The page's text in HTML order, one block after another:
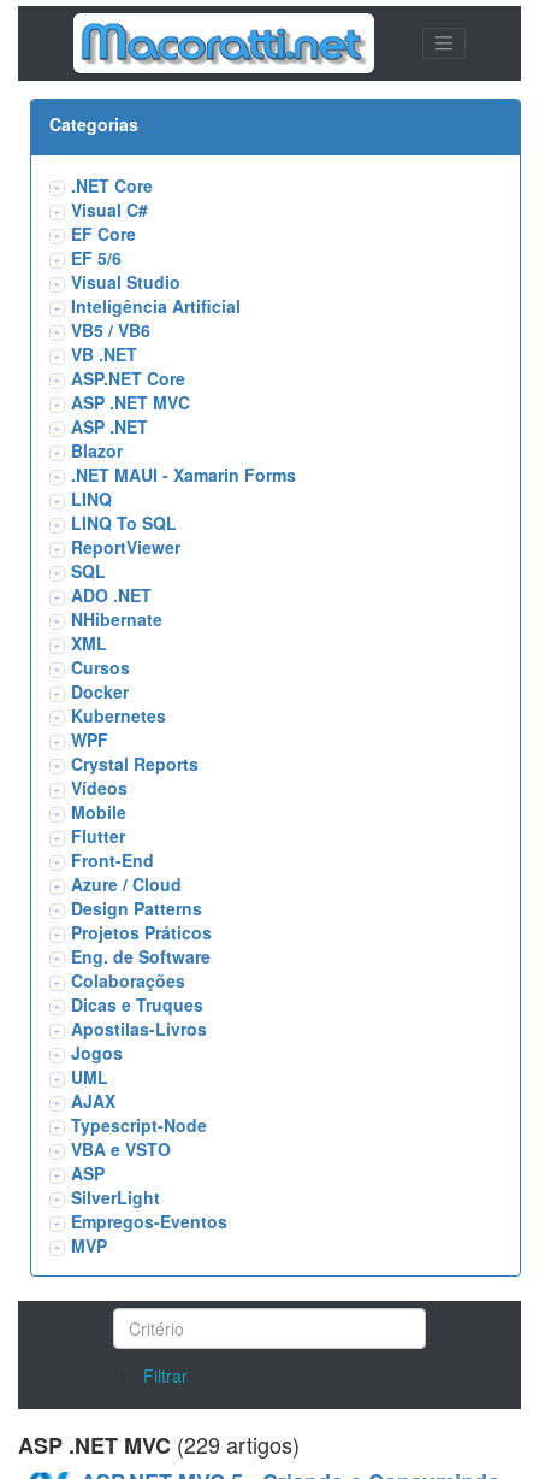
Categorias
.NET Core
Visual C#
EF Core
EF 5/6
Visual Studio
Inteligência Artificial
VB5 / VB6
VB .NET
ASP.NET Core
ASP .NET MVC
ASP .NET
Blazor
.NET MAUI - Xamarin Forms
LINQ
LINQ To SQL
ReportViewer
SQL
ADO .NET
NHibernate
XML
Cursos
Docker
Kubernetes
WPF
Crystal Reports
Vídeos
Mobile
Flutter
Front-End
Azure / Cloud
Design Patterns
Projetos Práticos
Eng. de Software
Colaborações
Dicas e Truques
Apostilas-Livros
Jogos
UML
AJAX
Typescript-Node
VBA e VSTO
ASP
SilverLight
Empregos-Eventos
MVP
Filtrar
ASP .NET MVC (229 artigos)